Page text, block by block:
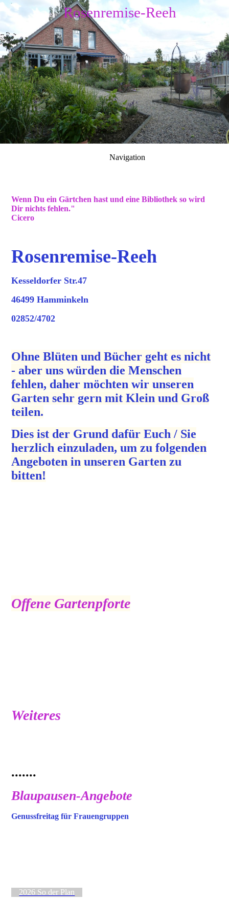
Rosenremise-Reeh
Navigation
Wenn Du ein Gärtchen hast und eine Bibliothek so wird
Dir nichts fehlen."
Cicero
Rosenremise-Reeh
Kesseldorfer Str.47
46499 Hamminkeln
02852/4702
Ohne Blüten und Bücher geht es nicht
- aber uns würden die Menschen
fehlen, daher möchten wir unseren
Garten sehr gern mit Klein und Groß
teilen.
Dies ist der Grund dafür Euch / Sie
herzlich einzuladen, um zu folgenden
Angeboten in unseren Garten zu
bitten!
Offene Gartenpforte
Weiteres
.......
Blaupausen-Angebote
Genussfreitag für Frauengruppen
2026 So der Plan